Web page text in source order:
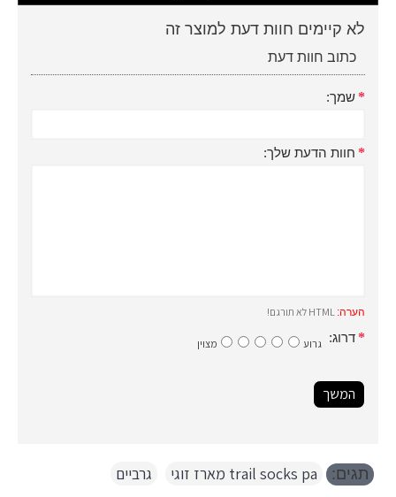
לא קיימים חוות דעת למוצר זה
כתוב חוות דעת
שמך:
חוות הדעת שלך:
הערה:
דרוג: גרוע מצוין
המשך
תגים: trail socks pa מארז זוגי גרביים